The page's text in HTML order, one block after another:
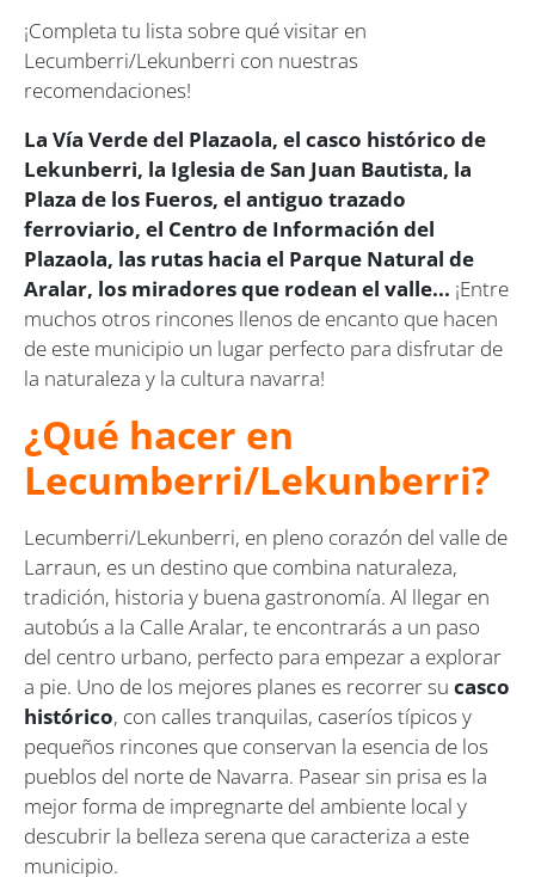
¡Completa tu lista sobre qué visitar en
Lecumberri/Lekunberri con nuestras
recomendaciones!
La Vía Verde del Plazaola, el casco histórico de
Lekunberri, la Iglesia de San Juan Bautista, la
Plaza de los Fueros, el antiguo trazado
ferroviario, el Centro de Información del
Plazaola, las rutas hacia el Parque Natural de
Aralar, los miradores que rodean el valle... ¡Entre
muchos otros rincones llenos de encanto que hacen
de este municipio un lugar perfecto para disfrutar de
la naturaleza y la cultura navarra!
¿Qué hacer en
Lecumberri/Lekunberri?
Lecumberri/Lekunberri, en pleno corazón del valle de
Larraun, es un destino que combina naturaleza,
tradición, historia y buena gastronomía. Al llegar en
autobús a la Calle Aralar, te encontrarás a un paso
del centro urbano, perfecto para empezar a explorar
a pie. Uno de los mejores planes es recorrer su casco
histórico, con calles tranquilas, caseríos típicos y
pequeños rincones que conservan la esencia de los
pueblos del norte de Navarra. Pasear sin prisa es la
mejor forma de impregnarte del ambiente local y
descubrir la belleza serena que caracteriza a este
municipio.